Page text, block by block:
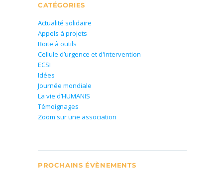
CATÉGORIES
Actualité solidaire
Appels à projets
Boite à outils
Cellule d’urgence et d'intervention
ECSI
Idées
Journée mondiale
La vie d’HUMANIS
Témoignages
Zoom sur une association
PROCHAINS ÉVÈNEMENTS